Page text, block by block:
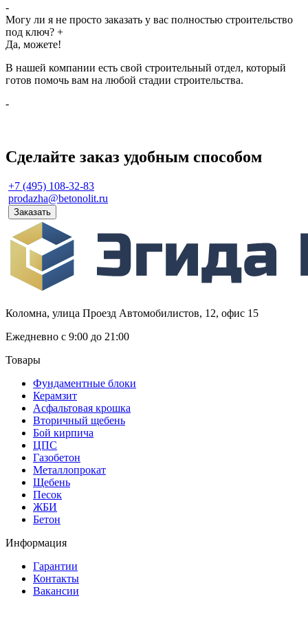
-
Могу ли я не просто заказать у вас полностью строительство
под ключ? +
Да, можете!
В нашей компании есть свой строительный отдел, который
готов помочь вам на любой стадии строительства.
-
Сделайте заказ удобным способом
+7 (495) 108-32-83
prodazha@betonolit.ru
Заказать
Коломна, улица Проезд Автомобилистов, 12, офис 15
Ежедневно с 9:00 до 21:00
Товары
Фундаментные блоки
Керамзит
Асфальтовая крошка
Вторичный щебень
Бой кирпича
ЦПС
Газобетон
Металлопрокат
Щебень
Песок
ЖБИ
Бетон
Информация
Гарантии
Контакты
Вакансии